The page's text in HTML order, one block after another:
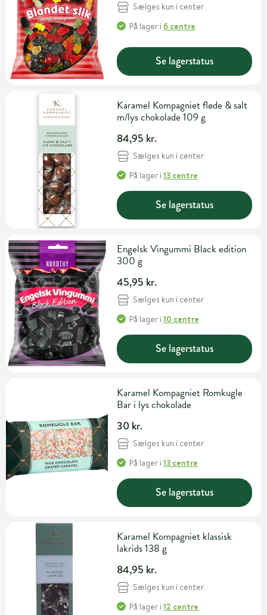
Sælges kun i center
På lager i 6 centre
Se lagerstatus
Karamel Kompagniet fløde & salt
m/lys chokolade 109 g
84,95 kr.
Sælges kun i center
På lager i13 centre
Se lagerstatus
Engelsk Vingummi Black edition
300 g
45,95 kr.
Sælges kun i center
På lager i10 centre
Se lagerstatus
Karamel Kompagniet Romkugle
Bar i lys chokolade
30 kr.
Sælges kun i center
På lager i13 centre
Se lagerstatus
Karamel Kompagniet klassisk
lakrids 138 g
84,95 kr.
Sælges kun i center
På lager i12 centre